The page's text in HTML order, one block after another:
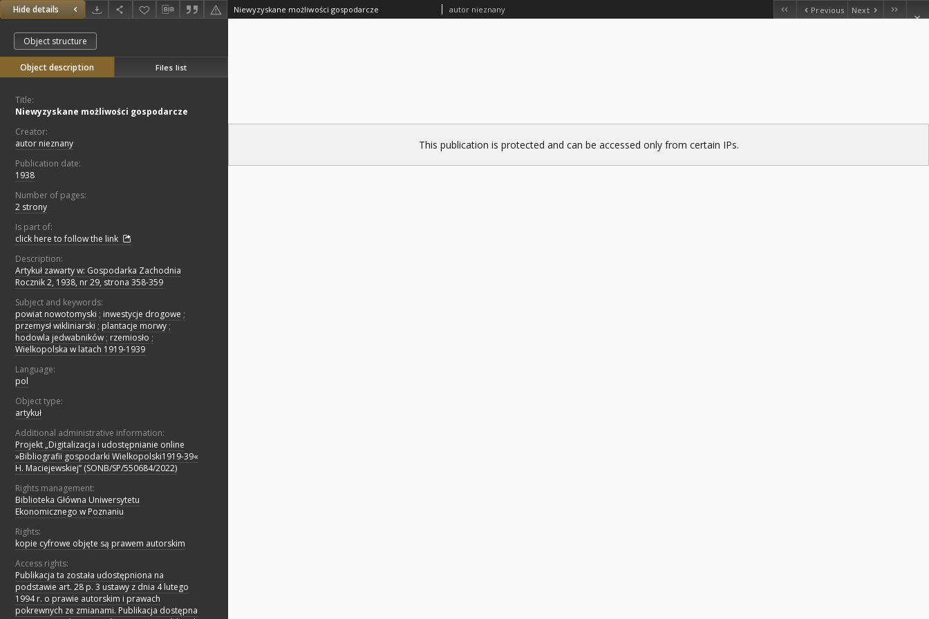
Hide details Niewyzyskane możliwości gospodarcze autor nieznany Previous Next
Object structure
Object description Files list
Title:
Niewyzyskane możliwości gospodarcze
Creator:
autor nieznany
Publication date:
1938
Number of pages:
2 strony
Is part of:
click here to follow the link
Description:
Artykuł zawarty w: Gospodarka Zachodnia
Rocznik 2, 1938, nr 29, strona 358-359
Subject and keywords:
powiat nowotomyski ; inwestycje drogowe ;
przemysł wikliniarski ; plantacje morwy ;
hodowla jedwabników ; rzemiosło ;
Wielkopolska w latach 1919-1939
Language:
pol
Object type:
artykuł
Additional administrative information:
Projekt „Digitalizacja i udostępnianie online
»Bibliografii gospodarki Wielkopolski1919-39«
H. Maciejewskiej” (SONB/SP/550684/2022)
Rights management:
Biblioteka Główna Uniwersytetu
Ekonomicznego w Poznaniu
Rights:
kopie cyfrowe objęte są prawem autorskim
Access rights:
Publikacja ta została udostępniona na
podstawie art. 28 p. 3 ustawy z dnia 4 lutego
1994 r. o prawie autorskim i prawach
pokrewnych ze zmianami. Publikacja dostępna
This publication is protected and can be accessed only from certain IPs.